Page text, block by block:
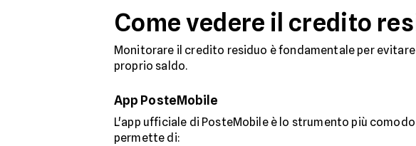
Come vedere il credito
Monitorare il credito residuo è fondamentale per
proprio saldo.
App PosteMobile
L'app ufficiale di PosteMobile è lo strumento più
permette di: